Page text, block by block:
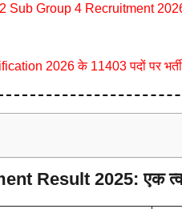
Sub Group 4 Recruitment
2026 के 11403 पदों पर
Result 2025: एक